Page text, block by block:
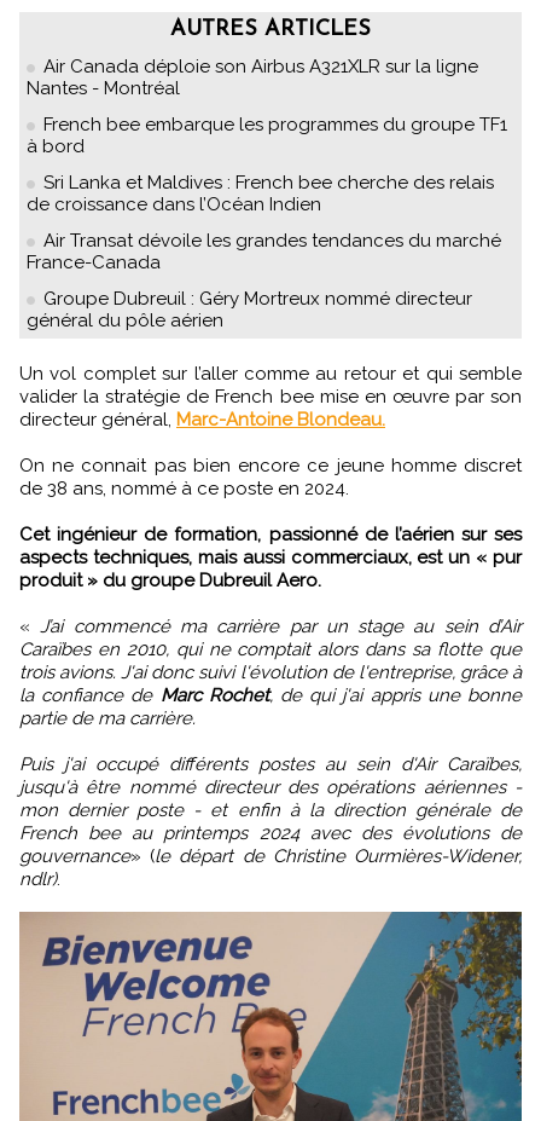
AUTRES ARTICLES
Air Canada déploie son Airbus A321XLR sur la ligne
Nantes - Montréal
French bee embarque les programmes du groupe TF1
à bord
Sri Lanka et Maldives : French bee cherche des relais
de croissance dans l’Océan Indien
Air Transat dévoile les grandes tendances du marché
France-Canada
Groupe Dubreuil : Géry Mortreux nommé directeur
général du pôle aérien
Un vol complet sur l’aller comme au retour et qui semble
valider la stratégie de French bee mise en œuvre par son
directeur général, Marc-Antoine Blondeau.
On ne connait pas bien encore ce jeune homme discret
de 38 ans, nommé à ce poste en 2024.
Cet ingénieur de formation, passionné de l’aérien sur ses
aspects techniques, mais aussi commerciaux, est un « pur
produit » du groupe Dubreuil Aero.
«J’ai commencé ma carrière par un stage au sein d’Air
Caraïbes en 2010, qui ne comptait alors dans sa flotte que
trois avions. J'ai donc suivi l'évolution de l'entreprise, grâce à
la confiance deMarc Rochet, de qui j'ai appris une bonne
partie de ma carrière.
Puis j'ai occupé différents postes au sein d'Air Caraïbes,
jusqu'à être nommé directeur des opérations aériennes -
mon dernier poste - et enfin à la direction générale de
French bee au printemps 2024 avec des évolutions de
gouvernance» (le départ de Christine Ourmières-Widener,
ndlr).